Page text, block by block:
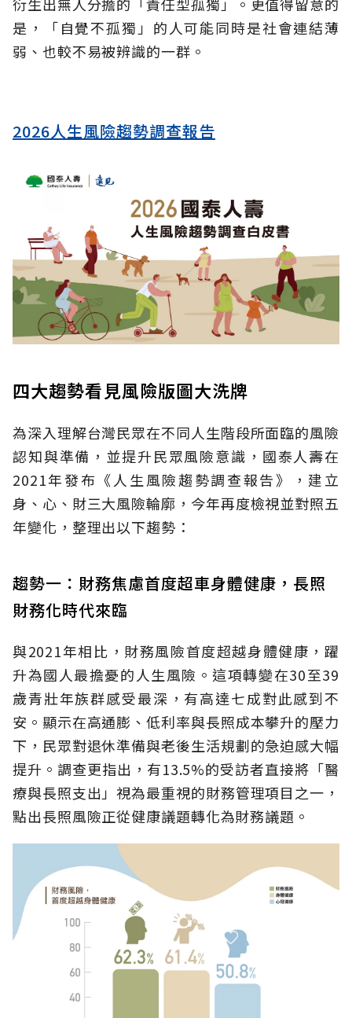
是，「自覺不孤獨」的人可能同時是社會連結薄
弱、也較不易被辨識的一群。
2026人生風險趨勢調查報告
四大趨勢看見風險版圖大洗牌
為深入理解台灣民眾在不同人生階段所面臨的風險
認知與準備，並提升民眾風險意識，國泰人壽在
2021年發布《人生風險趨勢調查報告》，建立
身、心、財三大風險輪廓，今年再度檢視並對照五
年變化，整理出以下趨勢：
趨勢一：財務焦慮首度超車身體健康，長照
財務化時代來臨
與2021年相比，財務風險首度超越身體健康，躍
升為國人最擔憂的人生風險。這項轉變在30至39
歲青壯年族群感受最深，有高達七成對此感到不
安。顯示在高通膨、低利率與長照成本攀升的壓力
下，民眾對退休準備與老後生活規劃的急迫感大幅
提升。調查更指出，有13.5%的受訪者直接將「醫
療與長照支出」視為最重視的財務管理項目之一，
點出長照風險正從健康議題轉化為財務議題。